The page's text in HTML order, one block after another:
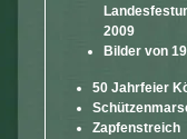
2009
Bilder von
50 Jahrfeier
Zapfenstreich